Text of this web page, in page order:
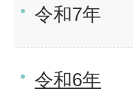
令和7年
令和6年